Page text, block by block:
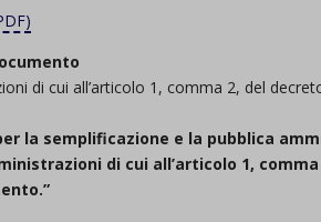
di cui all’articolo 1, comma 2, del
la semplificazione e la pubblica
di cui all’articolo 1,